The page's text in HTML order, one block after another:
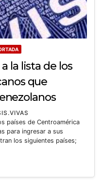
la lista de los
que
países de Centroamérica
para ingresar a sus
los siguientes países;